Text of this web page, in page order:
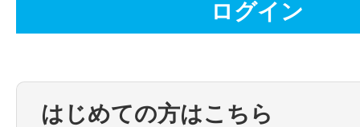
はじめての方はこちら